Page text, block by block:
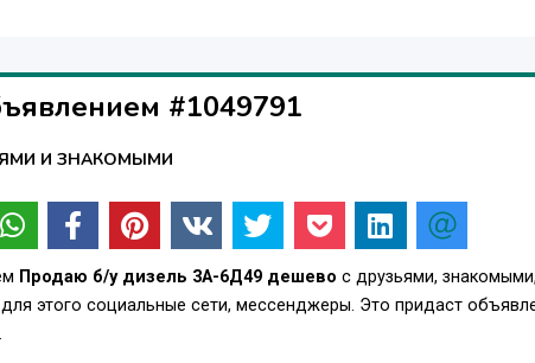
#1049791
И ЗНАКОМЫМИ
Продаю б/у дизель 3А-6Д49 дешево с друзьями,
для этого социальные сети, мессенджеры. Это придаст